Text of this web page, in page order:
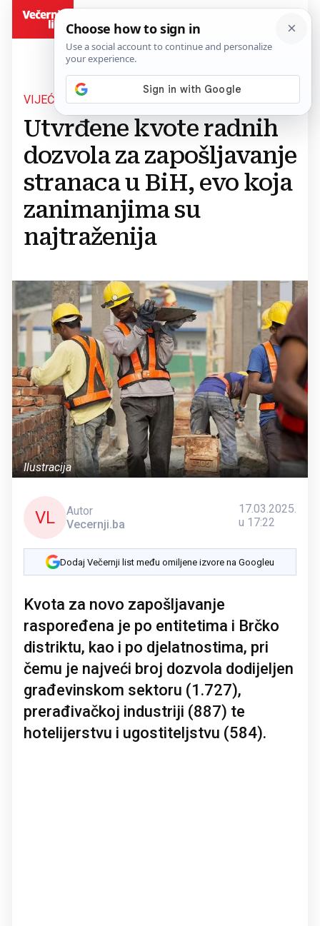
VIJEĆE MINISTARA BIH
Utvrđene kvote radnih
dozvola za zapošljavanje
stranaca u BiH, evo koja
zanimanjima su
najtraženija
Ilustracija
VL
Autor
Vecernji.ba
17.03.2025.
u 17:22
Dodaj Večernji list među omiljene izvore na Googleu
Kvota za novo zapošljavanje
raspoređena je po entitetima i Brčko
distriktu, kao i po djelatnostima, pri
čemu je najveći broj dozvola dodijeljen
građevinskom sektoru (1.727),
prerađivačkoj industriji (887) te
hotelijerstvu i ugostiteljstvu (584).